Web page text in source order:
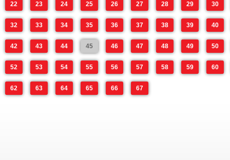
22 23 24 25 26 27 28 29 30
32 33 34 35 36 37 38 39 40
42 43 44 45 46 47 48 49 50
52 53 54 55 56 57 58 59 60
62 63 64 65 66 67